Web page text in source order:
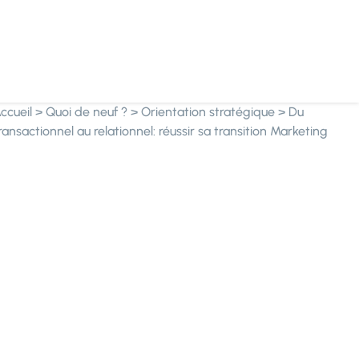
> Quoi de neuf ?> Orientation stratégique> Du
au relationnel: réussir sa transition Marketing